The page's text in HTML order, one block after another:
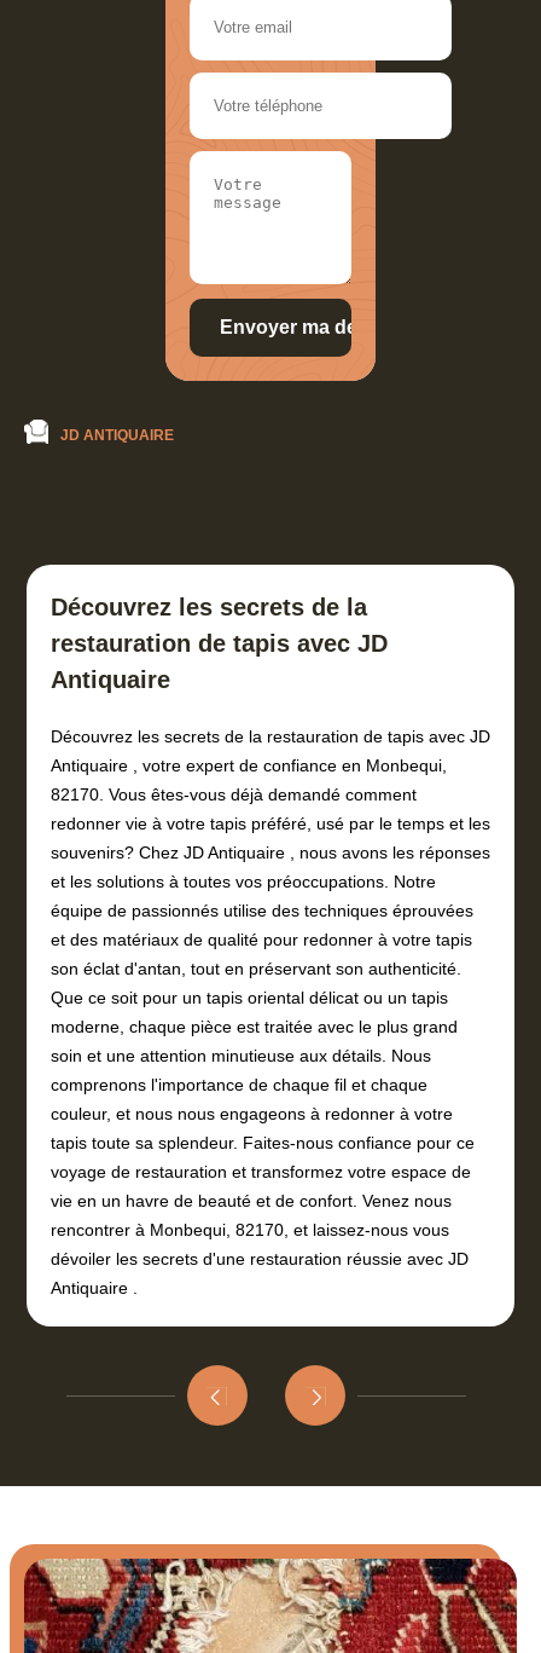
JD ANTIQUAIRE
Découvrez les secrets de la
restauration de tapis avec JD
Antiquaire
Découvrez les secrets de la restauration de tapis avec JD
Antiquaire , votre expert de confiance en Monbequi,
82170. Vous êtes-vous déjà demandé comment
redonner vie à votre tapis préféré, usé par le temps et les
souvenirs? Chez JD Antiquaire , nous avons les réponses
et les solutions à toutes vos préoccupations. Notre
équipe de passionnés utilise des techniques éprouvées
et des matériaux de qualité pour redonner à votre tapis
son éclat d'antan, tout en préservant son authenticité.
Que ce soit pour un tapis oriental délicat ou un tapis
moderne, chaque pièce est traitée avec le plus grand
soin et une attention minutieuse aux détails. Nous
comprenons l'importance de chaque fil et chaque
couleur, et nous nous engageons à redonner à votre
tapis toute sa splendeur. Faites-nous confiance pour ce
voyage de restauration et transformez votre espace de
vie en un havre de beauté et de confort. Venez nous
rencontrer à Monbequi, 82170, et laissez-nous vous
dévoiler les secrets d'une restauration réussie avec JD
Antiquaire .